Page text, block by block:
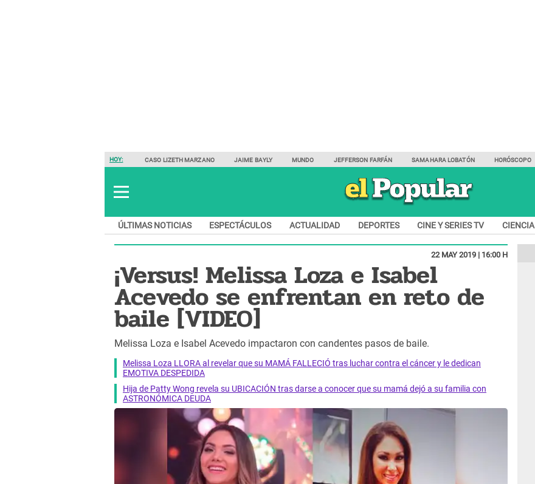
HOY: CASO LIZETH MARZANO JAIME BAYLY MUNDO JEFFERSON FARFÁN SAMAHARA LOBATÓN HORÓSCOPO
ÚLTIMAS NOTICIAS ESPECTÁCULOS ACTUALIDAD DEPORTES CINE Y SERIES TV CIENCIA
22 MAY 2019 | 16:00 H
¡Versus! Melissa Loza e Isabel
Acevedo se enfrentan en reto de
baile [VIDEO]
Melissa Loza e Isabel Acevedo impactaron con candentes pasos de baile.
Melissa Loza LLORA al revelar que su MAMÁ FALLECIÓ tras luchar contra el cáncer y le dedican
EMOTIVA DESPEDIDA
Hija de Patty Wong revela su UBICACIÓN tras darse a conocer que su mamá dejó a su familia con
ASTRONÓMICA DEUDA